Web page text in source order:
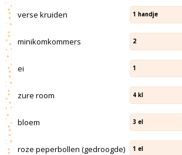
verse kruiden 1 handje
minikomkommers 2
ei 1
zure room 4 kl
bloem 3 el
roze peperbollen (gedroogde) 1 el